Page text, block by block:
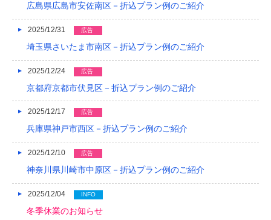
2018/01
2017/12
2017/11
2017/10
2017/09
2017/07
2017/06
2017/05
2017/04
広島県広島市安佐南区－折込プラン例のご紹介
2025/12/31 広告
埼玉県さいたま市南区－折込プラン例のご紹介
2025/12/24 広告
京都府京都市伏見区－折込プラン例のご紹介
2025/12/17 広告
兵庫県神戸市西区－折込プラン例のご紹介
2025/12/10 広告
神奈川県川崎市中原区－折込プラン例のご紹介
2025/12/04 INFO
冬季休業のお知らせ